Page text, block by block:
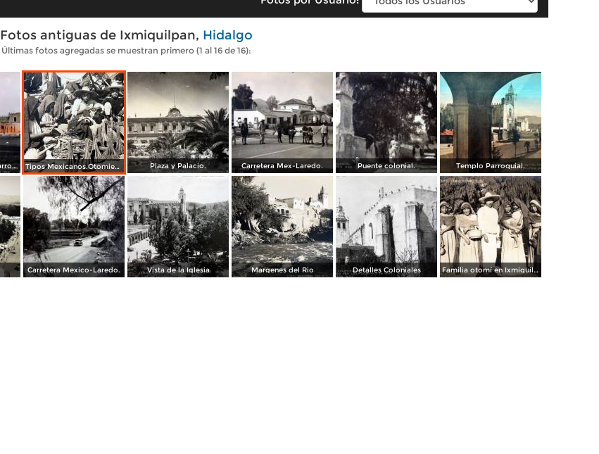
Fotos antiguas de Ixmiquilpan, Hidalgo
Últimas fotos agregadas se muestran primero (1 al 16 de 16):
A un costado de La Parroquia. Tipos Mexicanos.Otomies vendedores de cohetes. Plaza y Palacio. Carretera Mex-Laredo. Puente colonial. Templo Parroquial.
Carretera Mexico-Laredo. Vista de la Iglesia Margenes del Rio Detalles Coloniales Familia otomí en Ixmiquilpan